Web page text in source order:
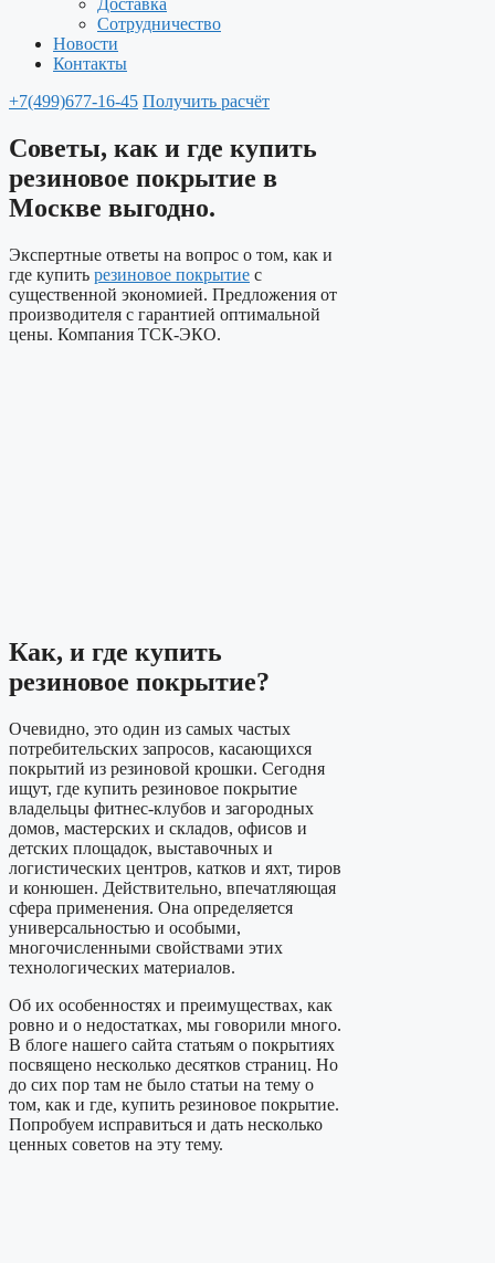
Доставка
Сотрудничество
Новости
Контакты
+7(499)677-16-45 Получить расчёт
Советы, как и где купить
резиновое покрытие в
Москве выгодно.
Экспертные ответы на вопрос о том, как и
где купить резиновое покрытие с
существенной экономией. Предложения от
производителя с гарантией оптимальной
цены. Компания ТСК-ЭКО.
Как, и где купить
резиновое покрытие?
Очевидно, это один из самых частых
потребительских запросов, касающихся
покрытий из резиновой крошки. Сегодня
ищут, где купить резиновое покрытие
владельцы фитнес-клубов и загородных
домов, мастерских и складов, офисов и
детских площадок, выставочных и
логистических центров, катков и яхт, тиров
и конюшен. Действительно, впечатляющая
сфера применения. Она определяется
универсальностью и особыми,
многочисленными свойствами этих
технологических материалов.
Об их особенностях и преимуществах, как
ровно и о недостатках, мы говорили много.
В блоге нашего сайта статьям о покрытиях
посвящено несколько десятков страниц. Но
до сих пор там не было статьи на тему о
том, как и где, купить резиновое покрытие.
Попробуем исправиться и дать несколько
ценных советов на эту тему.